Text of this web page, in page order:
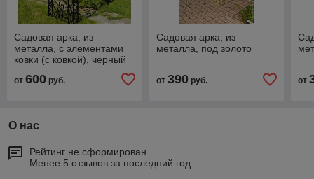
Садовая арка, из
металла, с элементами
ковки (с ковкой), черный
от 600 руб.
Садовая арка, из
металла, под золото
от 390руб. от
О нас
Рейтинг не сформирован
Менее 5 отзывов за последний год